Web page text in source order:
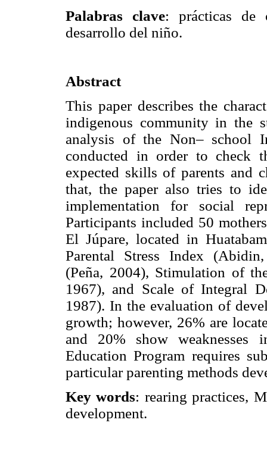
Palabras clave: prácticas de
desarrollo del niño.
Abstract
This paper describes the
indigenous community in the
analysis of the Non– school
conducted in order to check
expected skills of parents and
that, the paper also tries to
implementation for social
Participants included 50
El Júpare, located in
Parental Stress Index
(Peña, 2004), Stimulation of
1967), and Scale of Integral
1987). In the evaluation of
growth; however, 26% are
and 20% show weaknesses
Education Program requires
particular parenting methods
Key words: rearing practices,
development.